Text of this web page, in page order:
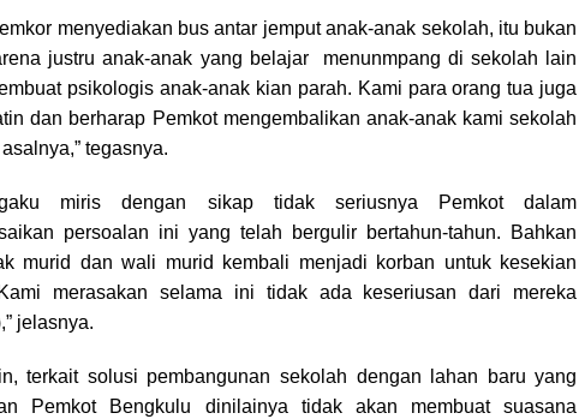
menyediakan bus antar jemput anak-anak sekolah, itu bukan
justru anak-anak yang belajar menunmpang di sekolah lain
psikologis anak-anak kian parah. Kami para orang tua juga
dan berharap Pemkot mengembalikan anak-anak kami sekolah
tegasnya.
miris dengan sikap tidak seriusnya Pemkot dalam
persoalan ini yang telah bergulir bertahun-tahun. Bahkan
murid dan wali murid kembali menjadi korban untuk kesekian
merasakan selama ini tidak ada keseriusan dari mereka
jelasnya.
terkait solusi pembangunan sekolah dengan lahan baru yang
Pemkot Bengkulu dinilainya tidak akan membuat suasana